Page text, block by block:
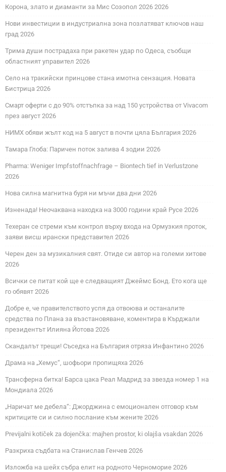
Корона, злато и диаманти за Мис Созопол 2026 2026
Нови инвестиции в индустриална зона позлатяват ключов наш
град 2026
Трима души пострадаха при ракетен удар по Одеса, съобщи
областният управител 2026
Село на тракийски принцове стана имотна сензация. Новата
Бистрица 2026
Смарт оферти с до 90% отстъпка за над 150 устройства от Vivacom
през август 2026
НИМХ обяви жълт код на 5 август в почти цяла България 2026
Тамара Глоба: Паричен поток залива 4 зодии 2026
Pharma: Weniger Impfstoffnachfrage – Biontech tief in Verlustzone
2026
Нова силна магнитна буря ни мъчи два дни 2026
Изненада! Неочаквана находка на 3000 години край Русе 2026
Техеран се стреми към контрол върху входа на Ормузкия проток,
заяви висш ирански представител 2026
Черен ден за музикалния свят. Отиде си автор на големи хитове
2026
Всички се питат кой ще е следващият Джеймс Бонд. Ето кога ще
го обявят 2026
Добре е, че правителството успя да отвоюва и останалите
средства по Плана за възстановяване, коментира в Кърджали
президентът Илияна Йотова 2026
Скандалът трещи! Съседка на България отряза Инфантино 2026
Драма на „Хемус“, шофьори пропищяха 2026
Трансферна битка! Барса цака Реал Мадрид за звезда номер 1 на
Мондиала 2026
„Наричат ме дебела“: Джорджина с емоционален отговор към
критиците си и силно послание към жените 2026
Previjalni kotiček za dojenčka: majhen prostor, ki olajša vsakdan 2026
Разкриха съдбата на Станислав Генчев 2026
Изложба на шейх събра елит на родното Черноморие 2026